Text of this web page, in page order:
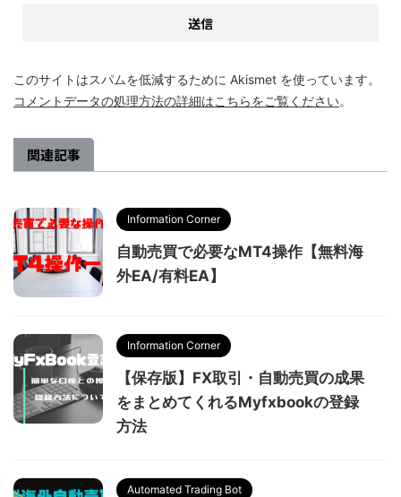
このサイトはスパムを低減するために Akismet を使っています。
コメントデータの処理方法の詳細はこちらをご覧ください。
関連記事
Information Corner
自動売買で必要なMT4操作【無料海
外EA/有料EA】
Information Corner
【保存版】FX取引・自動売買の成果
をまとめてくれるMyfxbookの登録
方法
Automated Trading Bot